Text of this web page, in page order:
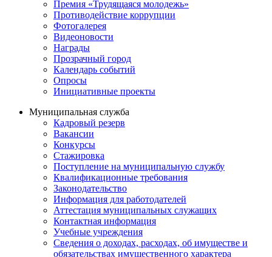
Премия «Трудящаяся молодежь»
Противодействие коррупции
Фотогалерея
Видеоновости
Награды
Прозрачный город
Календарь событий
Опросы
Инициативные проекты
Муниципальная служба
Кадровый резерв
Вакансии
Конкурсы
Стажировка
Поступление на муниципальную службу
Квалификационные требования
Законодательство
Информация для работодателей
Аттестация муниципальных служащих
Контактная информация
Учебные учреждения
Сведения о доходах, расходах, об имуществе и
обязательствах имущественного характера